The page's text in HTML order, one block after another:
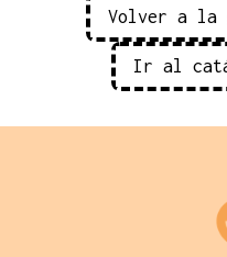
Volver a la
Ir al